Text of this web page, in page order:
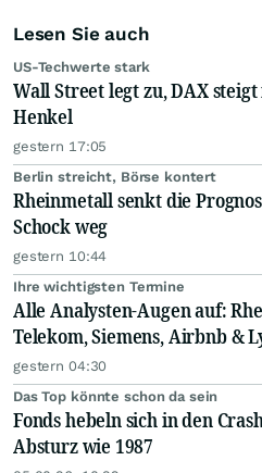
Lesen Sie auch
US-Techwerte stark
Wall Street legt zu, DAX
Henkel
gestern 17:05
Berlin streicht, Börse kontert
Rheinmetall senkt die
Schock weg
gestern 10:44
Ihre wichtigsten Termine
Alle Analysten-Augen auf:
Telekom, Siemens, Airbnb &
gestern 04:30
Das Top könnte schon da sein
Fonds hebeln sich in den
Absturz wie 1987